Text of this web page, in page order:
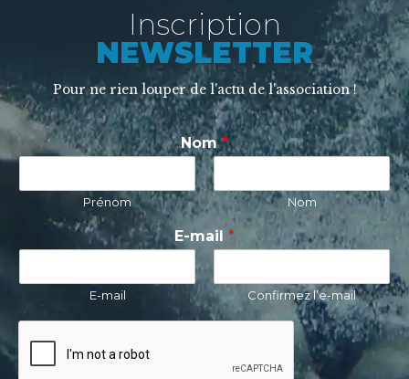
Inscription
NEWSLETTER
Pour ne rien louper de l'actu de l'association !
Nom*
Prénom Nom
E-mail *
E-mail Confirmez l’e-mail